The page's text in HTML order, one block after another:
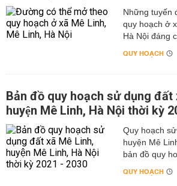
Những tuyến
quy hoạch ở
Hà Nội đáng
QUY HOẠCH
Bản đồ quy hoạch sử dụng đất
huyện Mê Linh, Hà Nội thời kỳ
Quy hoạch
huyện Mê
bản đồ quy
QUY HOẠCH